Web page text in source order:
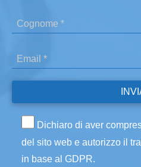
Dichiaro di aver
del sito web e autorizzo il
in base al GDPR.